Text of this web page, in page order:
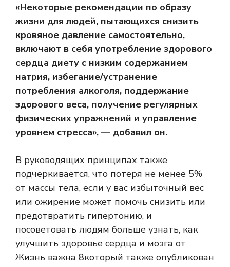
«Некоторые рекомендации по образу
жизни для людей, пытающихся снизить
кровяное давление самостоятельно,
включают в себя употребление здорового
сердца диету с низким содержанием
натрия, избегание/устранение
потребления алкоголя, поддержание
здорового веса, получение регулярных
физических упражнений и управление
уровнем стресса», — добавил он.
В руководящих принципах также
подчеркивается, что потеря не менее 5%
от массы тела, если у вас избыточный вес
или ожирение может помочь снизить или
предотвратить гипертонию, и
посоветовать людям больше узнать, как
улучшить здоровье сердца и мозга от
Жизнь важна 8который также опубликован